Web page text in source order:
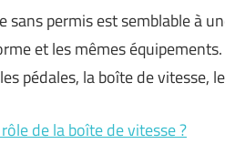
sans permis est semblable à
et les mêmes
pédales, la boîte de vitesse,
de la boîte de vitesse ?